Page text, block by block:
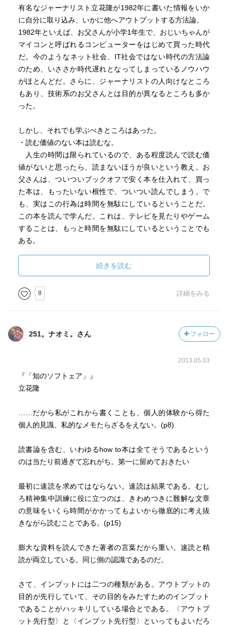
有名なジャーナリスト立花隆が1982年に書いた情報をいか
に自分に取り込み、いかに他へアウトプットする方法論。
1982年といえば、お父さんが小学1年生で、おじいちゃんが
マイコンと呼ばれるコンピューターをはじめて買った時代
だ。今のようなネット社会、IT社会ではない時代の方法論
のため、いささか時代遅れとなってしまっているノウハウ
がほとんどだ。さらに、ジャーナリストの人向けなところ
もあり、技術系のお父さんとは目的が異なるところも多か
った。
しかし、それでも学ぶべきところはあった。
・読む価値のない本は読むな。
人生の時間は限られているので、ある程度読んで読む価
値がないと思ったら、読まないほうが良いという教え。お
父さんは、ついついブックオフで安く本を仕入れて、買っ
た本は、もったいない根性で、ついつい読んでしまう。で
も、実はこの行為は時間を無駄にしているということだ。
この本を読んで学んだ。これは、テレビを見たりやゲーム
することは、もっと時間を無駄にしているということでも
ある。
・ひらめきを生むには、、、そこにはノウハウはない。
発想法として、当時でもKJ法などがあったが、それによ
っていいアイデアは生まれないと、筆者立花氏は断じてい
る。情報を自分の頭にインプットして、そこから何がアウ
そこに技術的なノウハウは存在しないとのこと。ある意
味、その通りかもしれない。ひらめきを生む脳のしくみは
情報化社会になって、情報いかに処理するかのノウハウ本
すめるが、、、ひとの頭はそれほど進化していないので、
本書のような古典を読むことも、たまには薦める。
(お父さんの本の買い方)
BOOK・OFF 105円
読みたければ読め！
(君が・・・歳のころに)
25歳くらいのころに
続きを読む
8 詳細をみる
251。ナオミ。さん フォロー
2013.05.03
『「知のソフトェア」』
立花隆
……だから私がこれから書くことも、個人的体験から得た
個人的見識、私的なメモたらざるをえない。(p8)
読書論を含む、いわゆるhow to本は全てそうであるという
のは当たり前過ぎて忘れがち。第一に留めておきたい
最初に速読を求めてはならない。速読は結果である。むし
ろ精神集中訓練に役に立つのは、きわめつきに難解な文章
の意味をいくら時間がかかってもよいから徹底的に考え抜
きながら読むことである。(p15)
膨大な資料を読んできた著者の言葉だから重い。速読と精
読が両立している。同じ側の認識であるのだ。
さて、インプットには二つの種類がある。アウトプットの
目的が先行していて、その目的をみたすためのインプット
であることがハッキリしている場合とである。〈アウトプ
ット先行型〉と〈インプット先行型〉といってもよいだろ